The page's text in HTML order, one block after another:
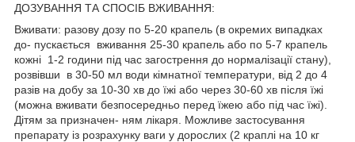
ДОЗУВАННЯ ТА СПОСІБ ВЖИВАННЯ:
Вживати: разову дозу по 5-20 крапель (в окремих випадках
до- пускається вживання 25-30 крапель або по 5-7 крапель
кожні 1-2 години під час загострення до нормалізації стану),
розвівши в 30-50 мл води кімнатної температури, від 2 до 4
разів на добу за 10-30 хв до їжі або через 30-60 хв після їжі
(можна вживати безпосередньо перед їжею або під час їжі).
Дітям за призначен- ням лікаря. Можливе застосування
препарату із розрахунку ваги у дорослих (2 краплі на 10 кг